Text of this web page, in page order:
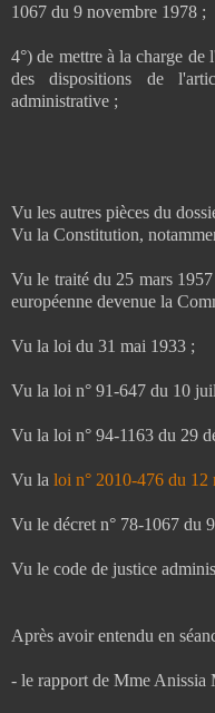
1067 du 9 novembre 1978 ;
4°) de mettre à la charge
des dispositions de
administrative ;
Vu les autres pièces du
Vu la Constitution,
Vu le traité du 25 mars
européenne devenue la
Vu la loi du 31 mai 1933 ;
Vu la loi n° 91-647 du 10
Vu la loi n° 94-1163 du 29
Vu la loi n° 2010-476 du 12
Vu le décret n° 78-1067 du
Vu le code de justice
Après avoir entendu en
- le rapport de Mme Anissia